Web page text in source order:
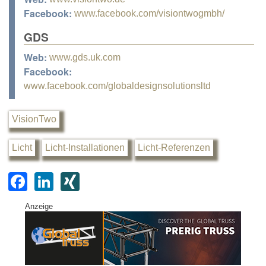
Facebook: www.facebook.com/visiontwogmbh/
GDS
Web: www.gds.uk.com
Facebook:
www.facebook.com/globaldesignsolutionsltd
VisionTwo
Licht Licht-Installationen Licht-Referenzen
F
a
c
e
Li
k
e
G
Anzeige